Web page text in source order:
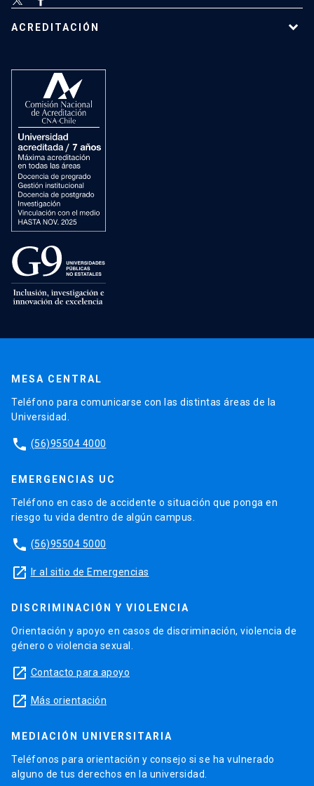
ACREDITACIÓN
MESA CENTRAL
Teléfono para comunicarse con las distintas áreas de la
Universidad.
phone (56)95504 4000
EMERGENCIAS UC
Teléfono en caso de accidente o situación que ponga en
riesgo tu vida dentro de algún campus.
phone (56)95504 5000
launch Ir al sitio de Emergencias
DISCRIMINACIÓN Y VIOLENCIA
Orientación y apoyo en casos de discriminación, violencia de
género o violencia sexual.
launch Contacto para apoyo
launch Más orientación
MEDIACIÓN UNIVERSITARIA
Teléfonos para orientación y consejo si se ha vulnerado
alguno de tus derechos en la universidad.